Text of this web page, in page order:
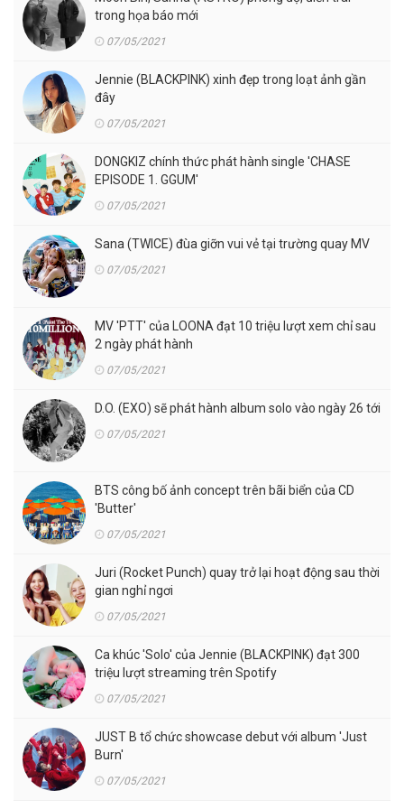
trong họa báo mới
07/05/2021
Jennie (BLACKPINK) xinh đẹp trong loạt ảnh gần
đây
07/05/2021
DONGKIZ chính thức phát hành single 'CHASE
EPISODE 1. GGUM'
07/05/2021
Sana (TWICE) đùa giỡn vui vẻ tại trường quay MV
07/05/2021
MV 'PTT' của LOONA đạt 10 triệu lượt xem chỉ sau
2 ngày phát hành
07/05/2021
D.O. (EXO) sẽ phát hành album solo vào ngày 26 tới
07/05/2021
BTS công bố ảnh concept trên bãi biển của CD
'Butter'
07/05/2021
Juri (Rocket Punch) quay trở lại hoạt động sau thời
gian nghỉ ngơi
07/05/2021
Ca khúc 'Solo' của Jennie (BLACKPINK) đạt 300
triệu lượt streaming trên Spotify
07/05/2021
JUST B tổ chức showcase debut với album 'Just
Burn'
07/05/2021